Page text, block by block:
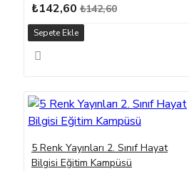
₺142,60 ₺142,60
Sepete Ekle
5 Renk Yayınları 2. Sınıf Hayat
Bilgisi Eğitim Kampüsü